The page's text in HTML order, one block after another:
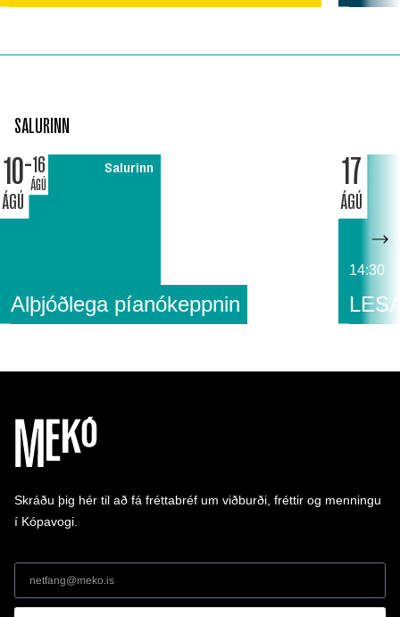
SALURINN
10
ÁGÚ
16
ÁGÚ
Salurinn
Alþjóðlega píanókeppnin
17
ÁGÚ
14:30
Skráðu þig hér til að fá fréttabréf um viðburði, fréttir og menningu
í Kópavogi.